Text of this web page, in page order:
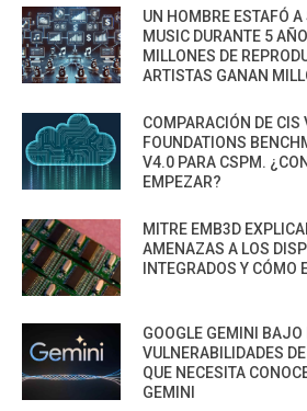
UN HOMBRE ESTAFÓ
MUSIC DURANTE 5
MILLONES DE
ARTISTAS GANAN
COMPARACIÓN DE CIS
FOUNDATIONS
V4.0 PARA CSPM.
EMPEZAR?
MITRE EMB3D
AMENAZAS A LOS
INTEGRADOS Y
GOOGLE GEMINI BAJO
VULNERABILIDADES
QUE NECESITA
GEMINI